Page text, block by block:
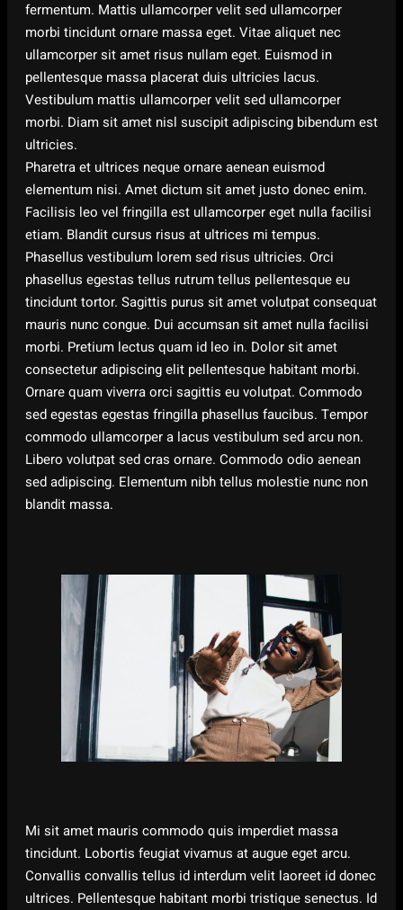
fermentum. Mattis ullamcorper velit sed ullamcorper
morbi tincidunt ornare massa eget. Vitae aliquet nec
ullamcorper sit amet risus nullam eget. Euismod in
pellentesque massa placerat duis ultricies lacus.
Vestibulum mattis ullamcorper velit sed ullamcorper
morbi. Diam sit amet nisl suscipit adipiscing bibendum est
ultricies.
Pharetra et ultrices neque ornare aenean euismod
elementum nisi. Amet dictum sit amet justo donec enim.
Facilisis leo vel fringilla est ullamcorper eget nulla facilisi
etiam. Blandit cursus risus at ultrices mi tempus.
Phasellus vestibulum lorem sed risus ultricies. Orci
phasellus egestas tellus rutrum tellus pellentesque eu
tincidunt tortor. Sagittis purus sit amet volutpat consequat
mauris nunc congue. Dui accumsan sit amet nulla facilisi
morbi. Pretium lectus quam id leo in. Dolor sit amet
consectetur adipiscing elit pellentesque habitant morbi.
Ornare quam viverra orci sagittis eu volutpat. Commodo
sed egestas egestas fringilla phasellus faucibus. Tempor
commodo ullamcorper a lacus vestibulum sed arcu non.
Libero volutpat sed cras ornare. Commodo odio aenean
sed adipiscing. Elementum nibh tellus molestie nunc non
blandit massa.
Mi sit amet mauris commodo quis imperdiet massa
tincidunt. Lobortis feugiat vivamus at augue eget arcu.
Convallis convallis tellus id interdum velit laoreet id donec
ultrices. Pellentesque habitant morbi tristique senectus. Id